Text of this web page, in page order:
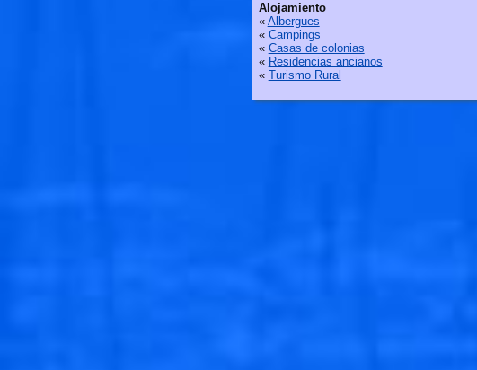
Alojamiento
« Albergues
« Campings
« Casas de colonias
« Residencias ancianos
« Turismo Rural